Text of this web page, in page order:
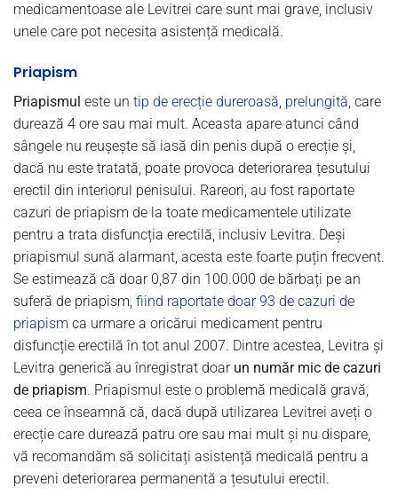
medicamentoase ale Levitrei care sunt mai grave, inclusiv
unele care pot necesita asistență medicală.
Priapism
Priapismul este un tip de erecție dureroasă, prelungită, care
durează 4 ore sau mai mult. Aceasta apare atunci când
sângele nu reușește să iasă din penis după o erecție și,
dacă nu este tratată, poate provoca deteriorarea țesutului
erectil din interiorul penisului. Rareori, au fost raportate
cazuri de priapism de la toate medicamentele utilizate
pentru a trata disfuncția erectilă, inclusiv Levitra. Deși
priapismul sună alarmant, acesta este foarte puțin frecvent.
Se estimează că doar 0,87 din 100.000 de bărbați pe an
suferă de priapism, fiind raportate doar 93 de cazuri de
priapism ca urmare a oricărui medicament pentru
disfuncție erectilă în tot anul 2007. Dintre acestea, Levitra și
Levitra generică au înregistrat doar un număr mic de cazuri
de priapism. Priapismul este o problemă medicală gravă,
ceea ce înseamnă că, dacă după utilizarea Levitrei aveți o
erecție care durează patru ore sau mai mult și nu dispare,
vă recomandăm să solicitați asistență medicală pentru a
preveni deteriorarea permanentă a țesutului erectil.